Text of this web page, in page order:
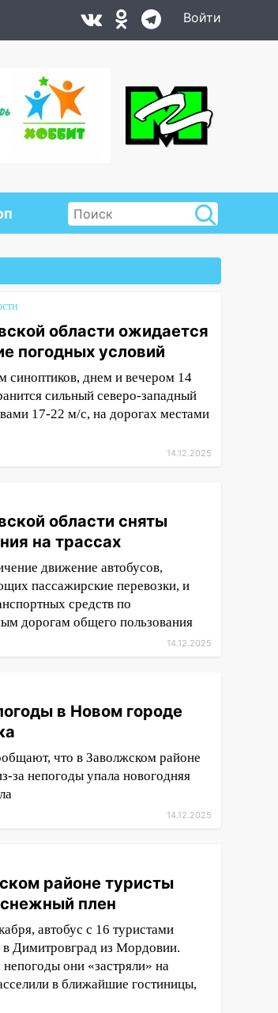
Войти
области ожидается
погодных условий
синоптиков, днем и вечером 14
сильный северо-западный
17-22 м/с, на дорогах местами
14.12.2025
области сняты
на трассах
движение автобусов,
пассажирские перевозки, и
средств по
дорогам общего пользования
14.12.2025
в Новом городе
что в Заволжском районе
за непогоды упала новогодняя
14.12.2025
районе туристы
плен
автобус с 16 туристами
в Димитровград из Мордовии.
они «застряли» на
в ближайшие гостиницы,